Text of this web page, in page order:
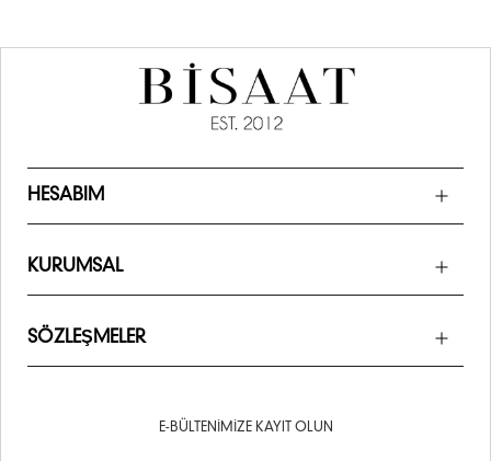
HESABIM
KURUMSAL
SÖZLEŞMELER
E-BÜLTENIMIZE KAYIT OLUN